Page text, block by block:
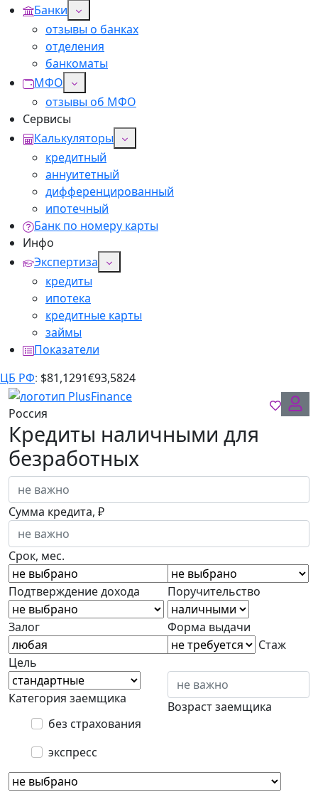
Банки
отзывы о банках
отделения
банкоматы
МФО
отзывы об МФО
Сервисы
Калькуляторы
кредитный
аннуитетный
дифференцированный
ипотечный
Банк по номеру карты
Инфо
Экспертиза
кредиты
ипотека
кредитные карты
займы
Показатели
ЦБ РФ: $81,1291€93,5824
Россия
Кредиты наличными для
безработных
Сумма кредита, ₽
Срок, мес.
Подтверждение дохода Поручительство
Залог Форма выдачи
Цель
Стаж
Категория заемщика
Возраст заемщика
без страхования
экспресс